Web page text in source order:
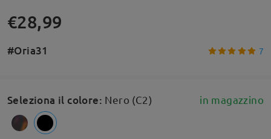
€28,99
#Oria31 7
Seleziona il colore: Nero (C2) in magazzino